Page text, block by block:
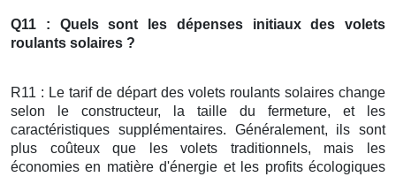
Q11 : Quels sont les dépenses initiaux des volets
roulants solaires ?
R11 : Le tarif de départ des volets roulants solaires change
selon le constructeur, la taille du fermeture, et les
caractéristiques supplémentaires. Généralement, ils sont
plus coûteux que les volets traditionnels, mais les
économies en matière d'énergie et les profits écologiques